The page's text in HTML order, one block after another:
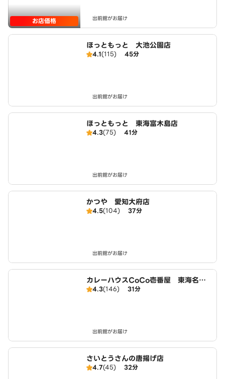
お店価格 出前館がお届け
ほっともっと 大池公園店
4.1(115) 45分
出前館がお届け
ほっともっと 東海富木島店
4.3(75) 41分
出前館がお届け
かつや 愛知大府店
4.5(104) 37分
出前館がお届け
カレーハウスCoCo壱番屋 東海名和
店（SD）
4.3(146) 31分
出前館がお届け
さいとうさんの唐揚げ店
4.7(45) 32分